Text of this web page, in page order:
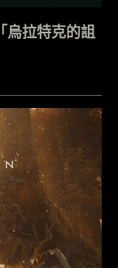
烏拉特克的詛